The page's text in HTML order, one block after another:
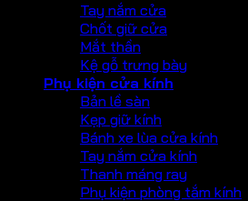
Tay nắm cửa
Chốt giữ cửa
Mắt thần
Kệ gỗ trưng bày
Phụ kiện cửa kính
Bản lề sàn
Kẹp giữ kính
Bánh xe lùa cửa kính
Tay nắm cửa kính
Thanh máng ray
Phụ kiện phòng tắm kính